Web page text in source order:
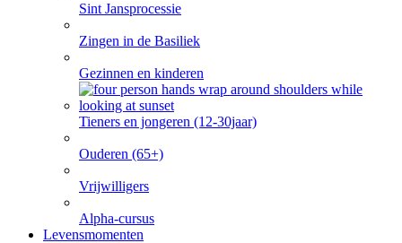
Sint Jansprocessie
Zingen in de Basiliek
Gezinnen en kinderen
Tieners en jongeren (12-30jaar)
Ouderen (65+)
Vrijwilligers
Alpha-cursus
Levensmomenten